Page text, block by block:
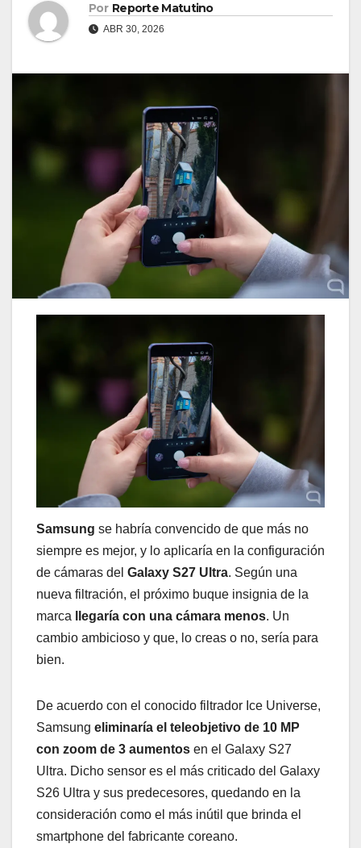
Por Reporte Matutino
ABR 30, 2026
Samsung se habría convencido de que más no
siempre es mejor, y lo aplicaría en la configuración
de cámaras del Galaxy S27 Ultra. Según una
nueva filtración, el próximo buque insignia de la
marca
llegaría con una cámara menos. Un
cambio ambicioso y que, lo creas o no, sería para
bien.
De acuerdo con el conocido filtrador Ice Universe,
Samsung eliminaría el teleobjetivo de 10 MP
con zoom de 3 aumentos en el Galaxy S27
Ultra. Dicho sensor es el más criticado del Galaxy
S26 Ultra y sus predecesores, quedando en la
consideración como el más inútil que brinda el
smartphone del fabricante coreano.